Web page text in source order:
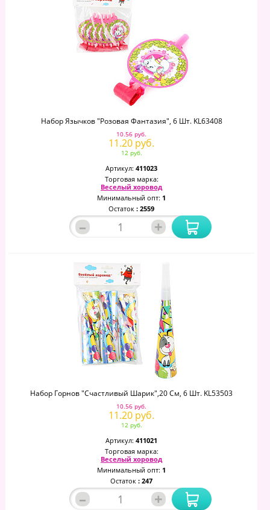
Набор Язычков "Розовая Фантазия", 6 Шт. KL63408
10.56 руб.
11.20 руб.
12 руб.
Артикул: 411023
Торговая марка:
Веселый хоровод
Минимальный опт: 1
Остаток : 2559
– +
Набор Горнов "Счастливый Шарик",20 См, 6 Шт. KL53503
10.56 руб.
11.20 руб.
12 руб.
Артикул: 411021
Торговая марка:
Веселый хоровод
Минимальный опт: 1
Остаток : 247
– +